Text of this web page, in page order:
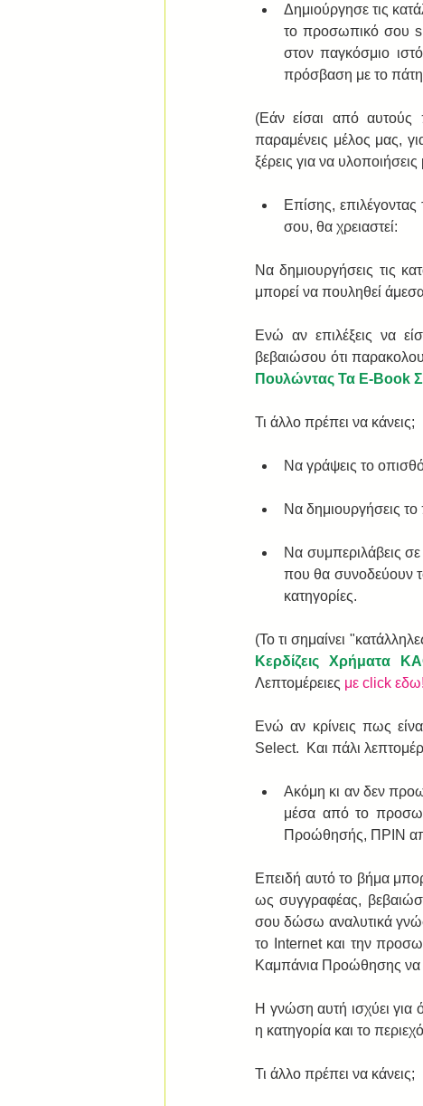
Δημιούργησε τις
το προσωπικό σου
στον παγκόσμιο
πρόσβαση με το
(Εάν είσαι από αυτούς
παραμένεις μέλος μας,
ξέρεις για να
Επίσης,
σου, θα χρειαστεί:
Να δημιουργήσεις τις
μπορεί να πουληθεί
Ενώ αν επιλέξεις να
βεβαιώσου ότι
Πουλώντας Τα E-Book
Τι άλλο πρέπει να κάνεις;
Να γράψεις το
Να δημιουργήσεις
Να συμπεριλάβεις σε
που θα συνοδεύουν
κατηγορίες.
(Το τι σημαίνει
Κερδίζεις
Λεπτομέρειες με click εδω!
Ενώ αν κρίνεις πως
Select.  Και πάλι
Ακόμη κι αν δεν
μέσα από το
Προώθησής, ΠΡΙΝ
Επειδή αυτό το βήμα
ως συγγραφέας,
σου δώσω αναλυτικά
το Internet και την
Καμπάνια Προώθησης να
Η γνώση αυτή ισχύει για
η κατηγορία και το
Τι άλλο πρέπει να κάνεις;